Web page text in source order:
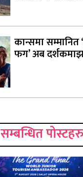
कान्समा
फग’ अब
सम्बन्धित